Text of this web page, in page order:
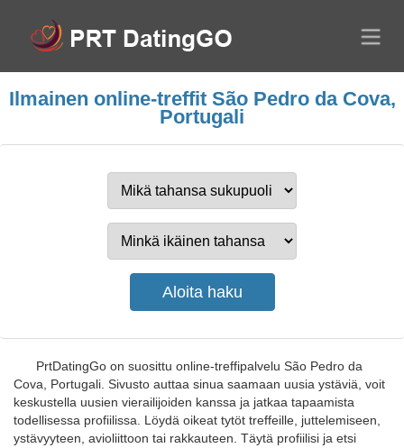
Ilmainen online-treffit São Pedro da Cova,
Portugali
PrtDatingGo on suosittu online-treffipalvelu São Pedro da
Cova, Portugali. Sivusto auttaa sinua saamaan uusia ystäviä, voit
keskustella uusien vierailijoiden kanssa ja jatkaa tapaamista
todellisessa profiilissa. Löydä oikeat tytöt treffeille, juttelemiseen,
ystävyyteen, avioliittoon tai rakkauteen. Täytä profiilisi ja etsi